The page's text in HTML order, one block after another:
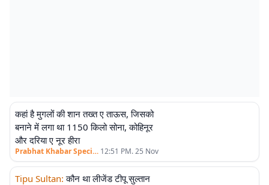
कहां है मुगलों की शान तख्त ए ताऊस, जिसको
बनाने में लगा था 1150 किलो सोना, कोहिनूर
और दरिया ए नूर हीरा
Prabhat Khabar Special >
12:51 PM. 25 Nov
Tipu Sultan: कौन था लीजेंड टीपू सुल्तान